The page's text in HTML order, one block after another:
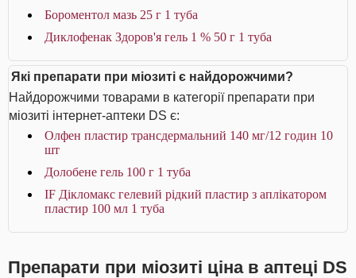
Бороментол мазь 25 г 1 туба
Диклофенак Здоров'я гель 1 % 50 г 1 туба
Які препарати при міозиті є найдорожчими?
Найдорожчими товарами в категорії препарати при
міозиті інтернет-аптеки DS є:
Олфен пластир трансдермальний 140 мг/12 годин 10
шт
Долобене гель 100 г 1 туба
IF Дікломакс гелевий рідкий пластир з аплікатором
пластир 100 мл 1 туба
Препарати при міозиті ціна в аптеці DS